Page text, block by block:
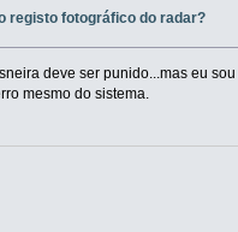
registo fotográfico do radar?
deve ser punido...mas eu
mesmo do sistema.